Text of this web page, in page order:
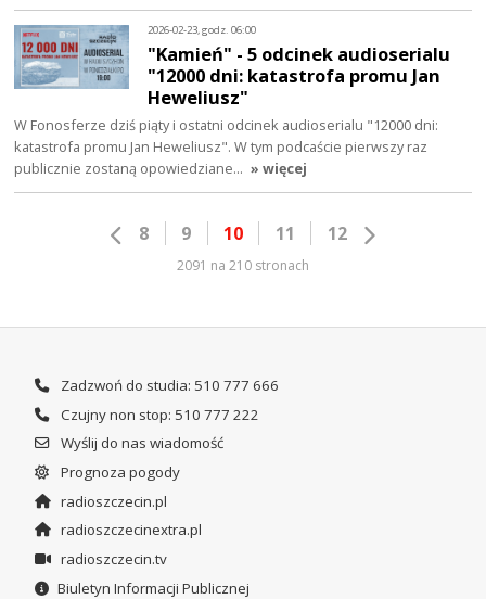
2026-02-23, godz. 06:00
"Kamień" - 5 odcinek audioserialu
"12000 dni: katastrofa promu Jan
Heweliusz"
W Fonosferze dziś piąty i ostatni odcinek audioserialu "12000 dni:
katastrofa promu Jan Heweliusz". W tym podcaście pierwszy raz
publicznie zostaną opowiedziane… » więcej
8 9 10 11 12
2091 na 210 stronach
Zadzwoń do studia: 510 777 666
Czujny non stop: 510 777 222
Wyślij do nas wiadomość
Prognoza pogody
radioszczecin.pl
radioszczecinextra.pl
radioszczecin.tv
Biuletyn Informacji Publicznej